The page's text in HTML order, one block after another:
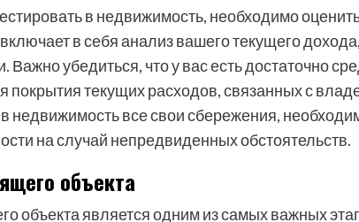
в недвижимость, необходимо
в себя анализ вашего текущего
Важно убедиться, что у вас есть достаточно
покрытия текущих расходов, связанных с
недвижимость все свои сбережения,
на случай непредвиденных обстоятельств.
объекта
объекта является одним из самых важных